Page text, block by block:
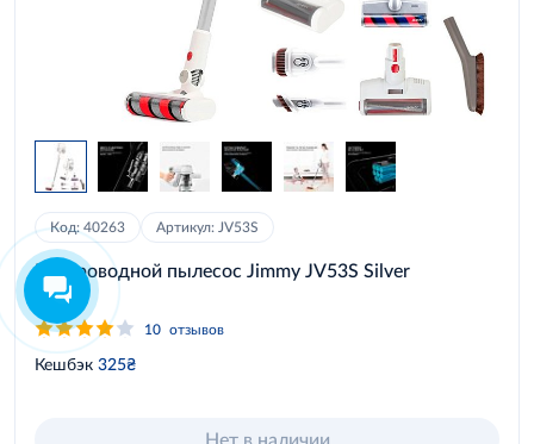
Код: 40263 Артикул: JV53S
Беспроводной пылесос Jimmy JV53S Silver
10 отзывов
Кешбэк 325₴
Нет в наличии